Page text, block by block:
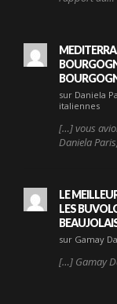
sur Daniela
italiennes
[…] vous
Daniela
LE
LES
sur Gamay
[…] Gamay